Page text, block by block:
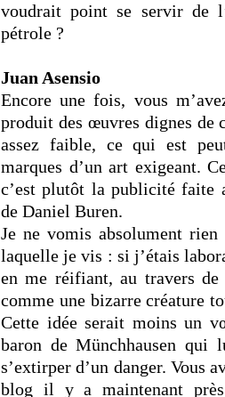
voudrait point se servir de
pétrole ?
Juan Asensio
Encore une fois, vous
produit des œuvres dignes de
assez faible, ce qui est
marques d’un art exigeant.
c’est plutôt la publicité faite
de Daniel Buren.
Je ne vomis absolument
laquelle je vis : si j’étais
en me réifiant, au travers de
comme une bizarre créature
Cette idée serait moins un
baron de Münchhausen qui
s’extirper d’un danger. Vous
blog il y a maintenant